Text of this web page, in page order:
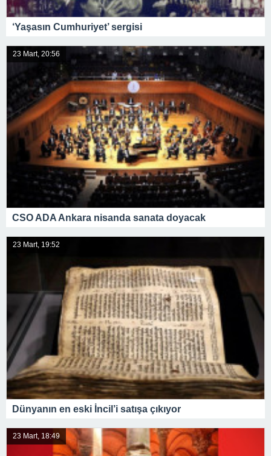
‘Yaşasın Cumhuriyet’ sergisi
23 Mart, 20:56
CSO ADA Ankara nisanda sanata doyacak
23 Mart, 19:52
Dünyanın en eski İncil’i satışa çıkıyor
23 Mart, 18:49